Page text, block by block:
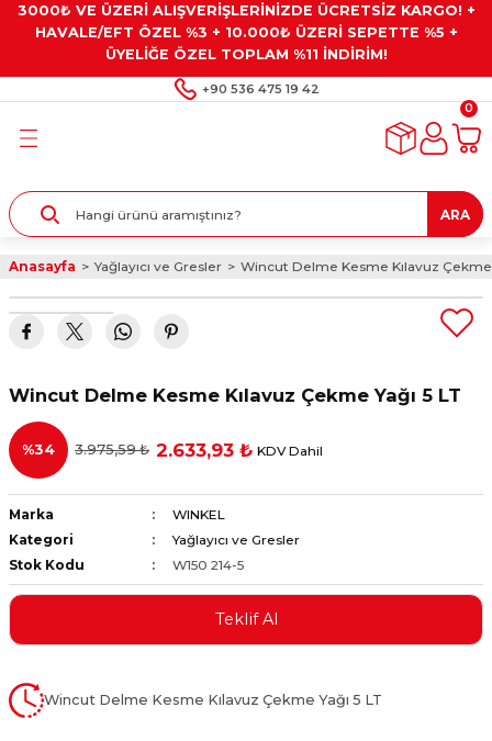
3000₺ VE ÜZERİ ALIŞVERİŞLERİNİZDE ÜCRETSİZ KARGO! +
HAVALE/EFT ÖZEL %3 + 10.000₺ ÜZERİ SEPETTE %5 +
ÜYELİĞE ÖZEL TOPLAM %11 İNDİRİM!
+90 536 475 19 42
Geri Dön
Geri Dön
Geri Dön
Gresler
Geri Dön
Alet Setleri
ve Multimetreler
ve Penseler
Geri Dön
Taşları ve
ARA
0
Anasayfa Yağlayıcı ve Gresler Wincut Delme Kesme Kılavuz Çekme
Wincut Delme Kesme Kılavuz Çekme Yağı 5 LT
%34 3.975,59 ₺ 2.633,93 ₺ KDV Dahil
Marka
WINKEL
Kategori
Yağlayıcı ve Gresler
Stok Kodu
W150 214-5
Teklif Al
Wincut Delme Kesme Kılavuz Çekme Yağı 5 LT